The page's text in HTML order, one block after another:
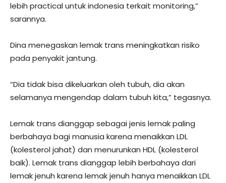
lebih practical untuk indonesia terkait monitoring,”
sarannya.
Dina menegaskan lemak trans meningkatkan risiko
pada penyakit jantung.
“Dia tidak bisa dikeluarkan oleh tubuh, dia akan
selamanya mengendap dalam tubuh kita,” tegasnya.
Lemak trans dianggap sebagai jenis lemak paling
berbahaya bagi manusia karena menaikkan LDL
(kolesterol jahat) dan menurunkan HDL (kolesterol
baik). Lemak trans dianggap lebih berbahaya dari
lemak jenuh karena lemak jenuh hanya menaikkan LDL